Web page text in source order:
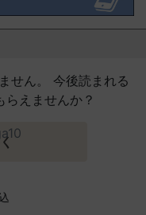
せん。 今後読まれる
えませんか？